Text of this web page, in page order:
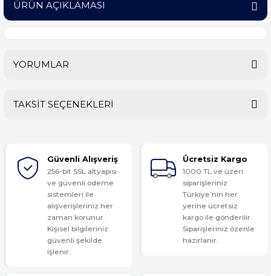
ÜRÜN AÇIKLAMASI
YORUMLAR
Yorum Yaz
TAKSİT SEÇENEKLERİ
Güvenli Alışveriş
256-bit SSL altyapısı
ve güvenli ödeme
sistemleri ile
alışverişleriniz her
zaman korunur.
Kişisel bilgileriniz
güvenli şekilde
işlenir.
Ücretsiz Kargo
1000 TL ve üzeri
siparişleriniz
Türkiye’nin her
yerine ücretsiz
kargo ile gönderilir.
Siparişleriniz özenle
hazırlanır.